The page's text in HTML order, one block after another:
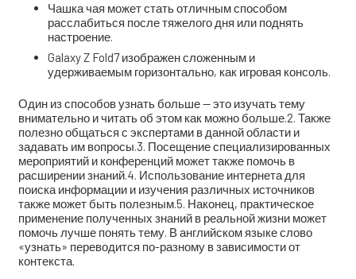
Чашка чая может стать отличным способом
расслабиться после тяжелого дня или поднять
настроение.
Galaxy Z Fold7 изображен сложенным и
удерживаемым горизонтально, как игровая консоль.
Один из способов узнать больше — это изучать тему
внимательно и читать об этом как можно больше.2. Также
полезно общаться с экспертами в данной области и
задавать им вопросы.3. Посещение специализированных
мероприятий и конференций может также помочь в
расширении знаний.4. Использование интернета для
поиска информации и изучения различных источников
также может быть полезным.5. Наконец, практическое
применение полученных знаний в реальной жизни может
помочь лучше понять тему. В английском языке слово
«узнать» переводится по-разному в зависимости от
контекста.